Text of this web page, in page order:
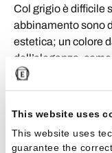
This website uses
This website uses
guarantee the
Col grigio è difficile
abbinamento sono
estetica; un colore
dell’eleganza,
Ergon. La pietra
diverse sfumature